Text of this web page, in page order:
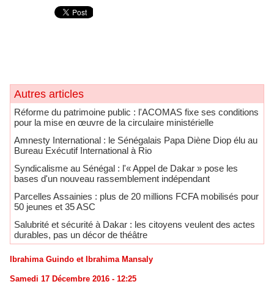
Autres articles
Réforme du patrimoine public : l'ACOMAS fixe ses conditions
pour la mise en œuvre de la circulaire ministérielle
Amnesty International : le Sénégalais Papa Diène Diop élu au
Bureau Exécutif International à Rio
Syndicalisme au Sénégal : l'« Appel de Dakar » pose les
bases d'un nouveau rassemblement indépendant
Parcelles Assainies : plus de 20 millions FCFA mobilisés pour
50 jeunes et 35 ASC
Salubrité et sécurité à Dakar : les citoyens veulent des actes
durables, pas un décor de théâtre
Ibrahima Guindo et Ibrahima Mansaly
Samedi 17 Décembre 2016 - 12:25